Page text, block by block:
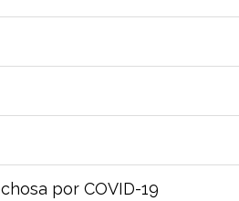
por COVID-19